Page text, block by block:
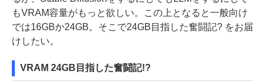
もVRAM容量がもっと欲しい。この上となると一般向け
では16GBか24GB。そこで24GB目指した奮闘記? をお届
けしたい。
VRAM 24GB目指した奮闘記!?